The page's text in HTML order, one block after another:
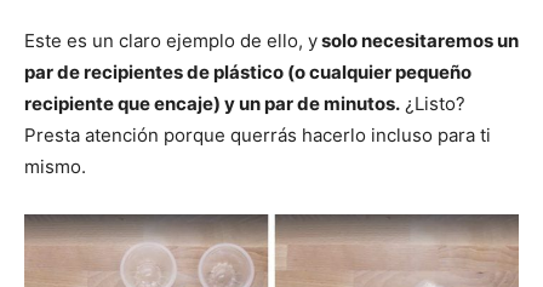
Este es un claro ejemplo de ello, ysolo necesitaremos un
par de recipientes de plástico (o cualquier pequeño
recipiente que encaje) y un par de minutos. ¿Listo?
Presta atención porque querrás hacerlo incluso para ti
mismo.